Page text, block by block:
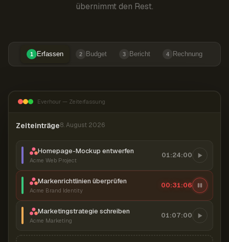
übernimmt den Rest.
1 Erfassen 2 Budget 3 Bericht 4 Rechnung
Everhour — Zeiterfassung
Zeiteinträge8. August 2026
Homepage-Mockup entwerfen
Acme Web Project
01:24:00
Markenrichtlinien überprüfen
Acme Brand Identity
00:31:07
Marketingstrategie schreiben
Acme Marketing
01:07:00